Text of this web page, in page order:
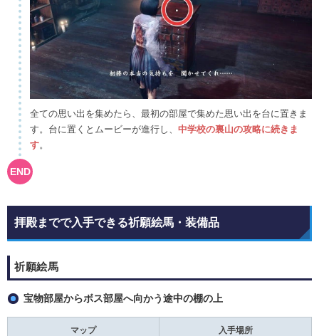
全ての思い出を集めたら、最初の部屋で集めた思い出を台に置きま
す。台に置くとムービーが進行し、 中学校の裏山の攻略に続きま
す。
拝殿までで入手できる祈願絵馬・装備品
祈願絵馬
宝物部屋からボス部屋へ向かう途中の棚の上
マップ 入手場所